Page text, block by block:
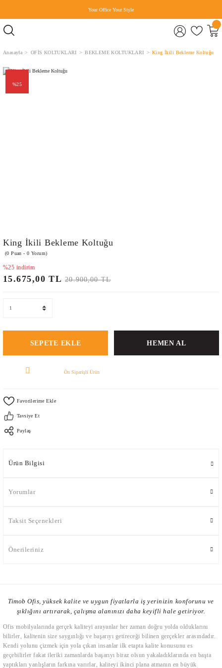
Your Office Your Style
Anasayfa OFİS KOLTUKLARI BEKLEME KOLTUKLARI King İkili Bekleme Koltuğu
%25
King İkili Bekleme Koltuğu
(0 Puan - 0 Yorum)
%25 indirim
15.675,00 TL 20.900,00 TL
SEPETE EKLE HEMEN AL
Ön Siparişli Ürün
Tavsiye Et
Paylaş
Ürün Bilgisi
Yorumlar
Taksit Seçenekleri
Önerileriniz
Timob Ofis, yüksek kalite ve uygun fiyatlarla iş yerinizin konforunu ve
şıklığını artırarak, çalışma alanınızı daha keyifli hale getiriyor.
Ofis mobilyalarında gerçek kaliteyi arayanlar her zaman doğru yolda olduklarını
bilirler, kalitenin size saygınlığı ve başarıyı getireceği bilinen gerçekler arasındadır.
Kendi yolunu çizmek için yola çıkan insanlar ilk etapta kalite konusunu es
geçebilirler fakat ileriki zamanlarda başarıyı biraz olsun yakaladıklarında en başta
yaptıkları yanlışların farkına varırlar, kaliteyi ikinci plana atmanın en büyük